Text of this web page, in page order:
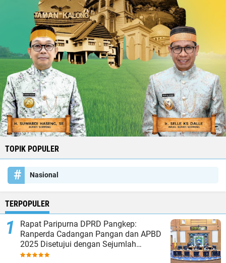
TOPIK POPULER
Nasional
TERPOPULER
Rapat Paripurna DPRD Pangkep:
Ranperda Cadangan Pangan dan APBD
2025 Disetujui dengan Sejumlah
Catatan